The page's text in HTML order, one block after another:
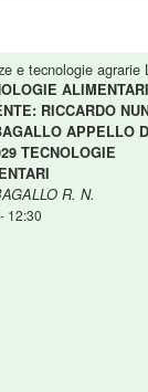
e tecnologie agrarie
ALIMENTARI
RICCARDO
APPELLO
TECNOLOGIE
R. N.
12:30